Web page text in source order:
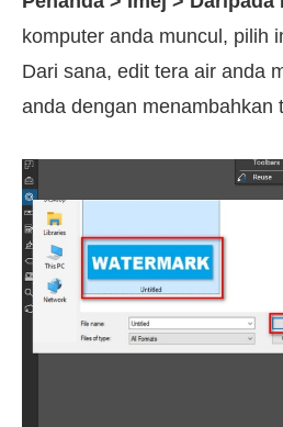
komputer anda muncul, pilih
Dari sana, edit tera air anda
anda dengan menambahkan